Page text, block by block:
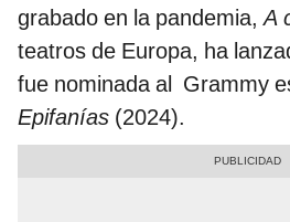
grabado en la pandemia,A
teatros de Europa, ha
fue nominada al Grammy
Epifanías (2024).